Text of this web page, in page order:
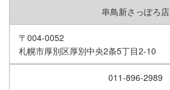
串鳥新さっぽろ店
〒004-0052
札幌市厚別区厚別中央2条5丁目2-10
011-896-2989